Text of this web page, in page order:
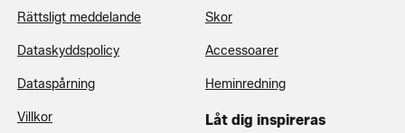
Rättsligt meddelande
Dataskyddspolicy
Dataspårning
Villkor
Skor
Accessoarer
Heminredning
Låt dig inspireras